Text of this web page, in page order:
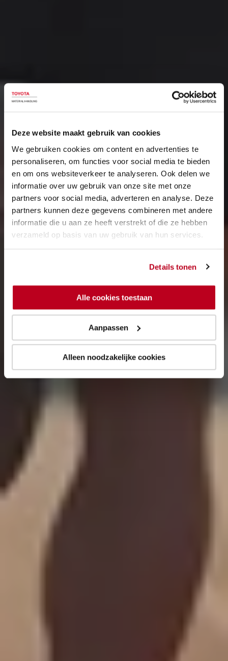
Deze website maakt gebruik van cookies
We gebruiken cookies om content en advertenties te
personaliseren, om functies voor social media te bieden
en om ons websiteverkeer te analyseren. Ook delen we
informatie over uw gebruik van onze site met onze
partners voor social media, adverteren en analyse. Deze
partners kunnen deze gegevens combineren met andere
informatie die u aan ze heeft verstrekt of die ze hebben
verzameld op basis van uw gebruik van hun services.
Details tonen
Alle cookies toestaan
Aanpassen
Alleen noodzakelijke cookies